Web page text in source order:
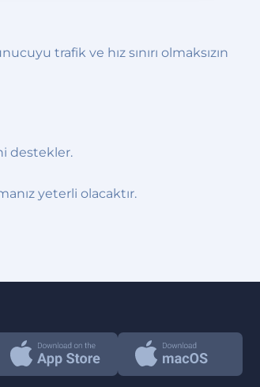
trafik ve hız sınırı olmaksızın
destekler.
yeterli olacaktır.